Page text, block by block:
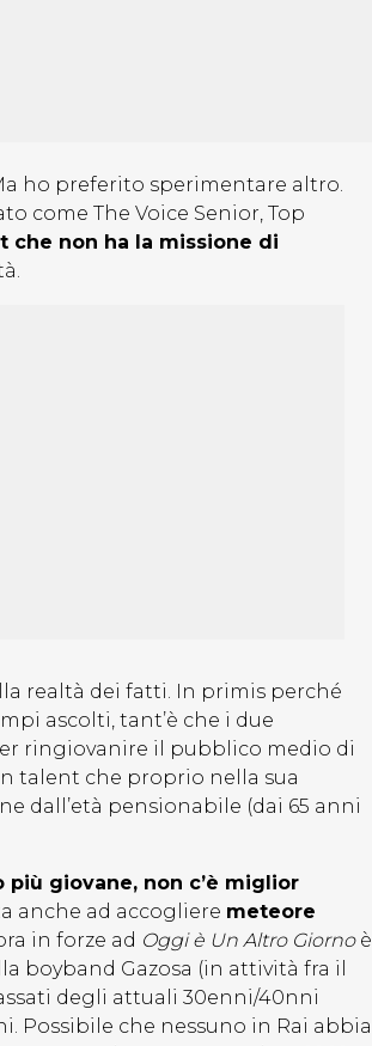
ho preferito sperimentare altro.
come The Voice Senior, Top
che non ha la missione di
realtà dei fatti. In primis perché
ascolti, tant’è che i due
ringiovanire il pubblico medio di
talent che proprio nella sua
dall’età pensionabile (dai 65 anni
giovane, non c’è miglior
anche ad accogliere meteore
in forze ad Oggi è Un Altro Giornoè
boyband Gazosa (in attività fra il
degli attuali 30enni/40nni
Possibile che nessuno in Rai abbia